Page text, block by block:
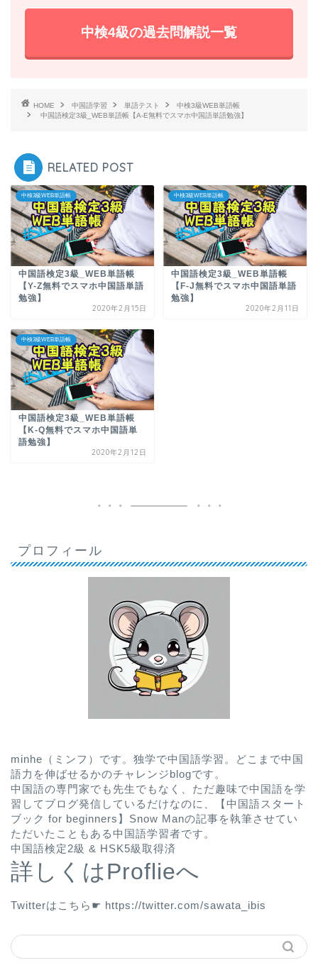
中検4級の過去問解説一覧
HOME 中国語学習 単語テスト
中検3級WEB単語帳
中国語検定3級_WEB単語帳【A-E無料でスマホ中国語単語勉強】
RELATED POST
中検3級WEB単語帳
中国語検定3級_WEB単語帳
【Y-Z無料でスマホ中国語単語
勉強】
2020年2月15日
中検3級WEB単語帳
中国語検定3級_WEB単語帳
【F-J無料でスマホ中国語単語
勉強】
2020年2月11日
中検3級WEB単語帳
中国語検定3級_WEB単語帳
【K-Q無料でスマホ中国語単
語勉強】
2020年2月12日
プロフィール
minhe（ミンフ）です。独学で中国語学習。どこまで中国
語力を伸ばせるかのチャレンジblogです。
中国語の専門家でも先生でもなく、ただ趣味で中国語を学
習してブログ発信しているだけなのに、
【中国語スタート
ブック for beginners】Snow Manの記事を執筆させてい
ただいたこともある中国語学習者です。
中国語検定2級 & HSK5級取得済
詳しくはProflieへ
Twitterはこちら☛ https://twitter.com/sawata_ibis